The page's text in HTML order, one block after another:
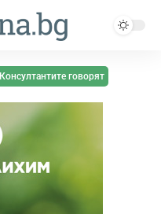
Консултантите говорят